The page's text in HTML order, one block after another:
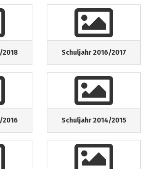
2018 Schuljahr 2016/2017
2016 Schuljahr 2014/2015